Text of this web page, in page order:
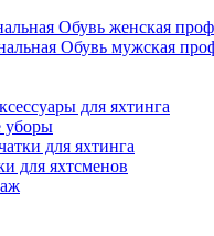
Обувь женская
Обувь мужская
для яхтинга
уборы
для яхтинга
для яхтсменов